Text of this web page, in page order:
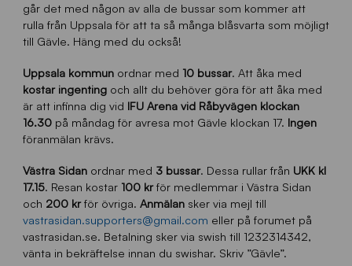
går det med någon av alla de bussar som kommer att
rulla från Uppsala för att ta så många blåsvarta som möjligt
till Gävle. Häng med du också!
Uppsala kommunordnar med 10 bussar. Att åka med
kostar ingentingoch allt du behöver göra för att åka med
är att infinna dig vid IFU Arena vid Råbyvägen klockan
16.30på måndag för avresa mot Gävle klockan 17. Ingen
föranmälan krävs.
Västra Sidanordnar med 3 bussar. Dessa rullar från UKK kl
17.15. Resan kostar 100 krför medlemmar i Västra Sidan
och 200 krför övriga. Anmälansker via mejl till
vastrasidan.supporters@gmail.com eller på forumet på
vastrasidan.se. Betalning sker via swish till 1232314342,
vänta in bekräftelse innan du swishar. Skriv ”Gävle”.